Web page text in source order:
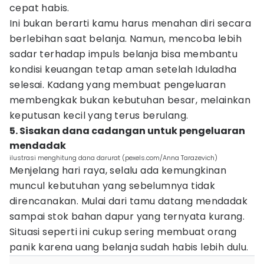
cepat habis.
Ini bukan berarti kamu harus menahan diri secara
berlebihan saat belanja. Namun, mencoba lebih
sadar terhadap impuls belanja bisa membantu
kondisi keuangan tetap aman setelah Iduladha
selesai. Kadang yang membuat pengeluaran
membengkak bukan kebutuhan besar, melainkan
keputusan kecil yang terus berulang.
5. Sisakan dana cadangan untuk pengeluaran
mendadak
ilustrasi menghitung dana darurat (pexels.com/Anna Tarazevich)
Menjelang hari raya, selalu ada kemungkinan
muncul kebutuhan yang sebelumnya tidak
direncanakan. Mulai dari tamu datang mendadak
sampai stok bahan dapur yang ternyata kurang.
Situasi seperti ini cukup sering membuat orang
panik karena uang belanja sudah habis lebih dulu.